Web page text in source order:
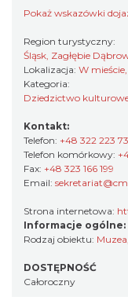
Pokaż wskazówki
Region turystyczny:
Śląsk, Zagłębie
Lokalizacja: W
Kategoria:
Dziedzictwo
Kontakt:
Telefon: +48 322 223
Telefon komórkowy:
Fax: +48 323 166 199
Email:
Strona internetowa:
Informacje ogólne:
Rodzaj obiektu: Muzea
DOSTĘPNOŚĆ
Całoroczny